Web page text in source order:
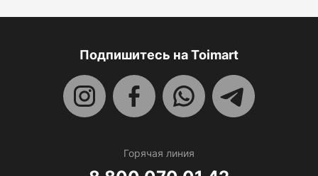
Подпишитесь на Toimart
Горячая линия